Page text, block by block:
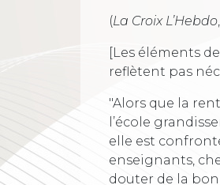
(La Croix L’Hebdo
[Les éléments
reflètent pas
"Alors que la
l’école
elle est
enseignants,
douter de la